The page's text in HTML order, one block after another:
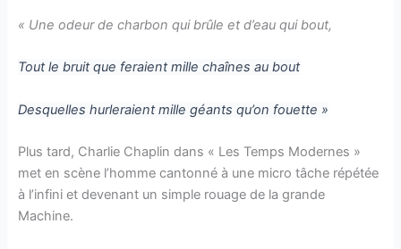
« Une odeur de charbon qui brûle et d’eau qui bout,
Tout le bruit que feraient mille chaînes au bout
Desquelles hurleraient mille géants qu’on fouette »
Plus tard, Charlie Chaplin dans « Les Temps Modernes »
met en scène l’homme cantonné à une micro tâche répétée
à l’infini et devenant un simple rouage de la grande
Machine.